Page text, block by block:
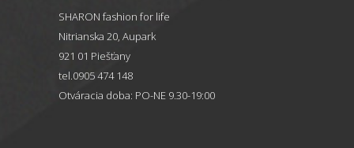
SHARON fashion for life
Nitrianska 20, Aupark
921 01 Piešťany
tel.0905 474 148
Otváracia doba: PO-NE 9.30-19:00